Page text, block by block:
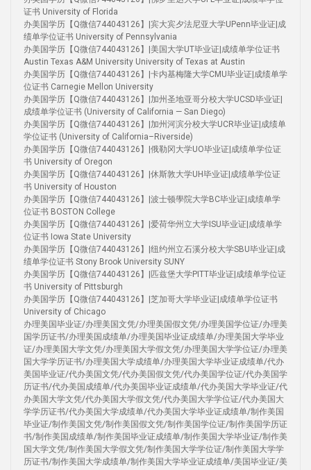
证书 University of Florida
办美国学历【Q微信744043126】|宾大宾夕法尼亚大学UPenn毕业证|成
绩单学位证书 University of Pennsylvania
办美国学历【Q微信744043126】|美国大学UT毕业证|成绩单学位证书
Austin Texas A&M University University of Texas at Austin
办美国学历【Q微信744043126】|卡内基梅隆大学CMU毕业证|成绩单学
位证书 Carnegie Mellon University
办美国学历【Q微信744043126】|加州圣地亚哥分校大学UCSD毕业证|
成绩单学位证书 (University of California — San Diego)
办美国学历【Q微信744043126】|加州河滨分校大学UCR毕业证|成绩单
学位证书 (University of California–Riverside)
办美国学历【Q微信744043126】|俄勒冈大学UO毕业证|成绩单学位证
书 University of Oregon
办美国学历【Q微信744043126】|休斯敦大学UH毕业证|成绩单学位证
书 University of Houston
办美国学历【Q微信744043126】|波士顿學院大学BC毕业证|成绩单学
位证书 BOSTON College
办美国学历【Q微信744043126】|爱荷华州立大学ISU毕业证|成绩单学
位证书 Iowa State University
办美国学历【Q微信744043126】|纽约州立石溪分校大学SBU毕业证|成
绩单学位证书 Stony Brook University SUNY
办美国学历【Q微信744043126】|匹兹堡大学PITT毕业证|成绩单学位证
书 University of Pittsburgh
办美国学历【Q微信744043126】|芝加哥大学毕业证|成绩单学位证书
University of Chicago
办理美国毕业证/办理美国文凭/办理美国假文凭/办理美国学位证/办理美
国学历证书/办理美国成绩单/办理美国毕业证成绩单/办理美国大学毕业
证/办理美国大学文凭/办理美国大学假文凭/办理美国大学学位证/办理美
国大学学历证书/办理美国大学成绩单/办理美国大学毕业证成绩单/代办
美国毕业证/代办美国文凭/代办美国假文凭/代办美国学位证/代办美国学
历证书/代办美国成绩单/代办美国毕业证成绩单/代办美国大学毕业证/代
办美国大学文凭/代办美国大学假文凭/代办美国大学学位证/代办美国大
学学历证书/代办美国大学成绩单/代办美国大学毕业证成绩单/制作美国
毕业证/制作美国文凭/制作美国假文凭/制作美国学位证/制作美国学历证
书/制作美国成绩单/制作美国毕业证成绩单/制作美国大学毕业证/制作美
国大学文凭/制作美国大学假文凭/制作美国大学学位证/制作美国大学学
历证书/制作美国大学成绩单/制作美国大学毕业证成绩单/美国毕业证/美